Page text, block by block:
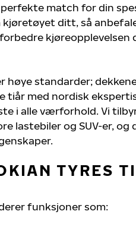
match for din
ditt, så
kjøreopplevelsen
standarder;
tiår med nordisk
i alle værforhold. Vi
lastebiler og SUV-er, og
TYRES
funksjoner som: